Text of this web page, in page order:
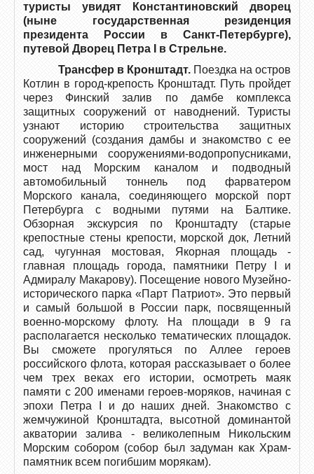
туристы увидят Константиновский дворец
(ныне государственная резиденция
президента России в Санкт-Петербурге),
путевой Дворец Петра I в Стрельне.
Трансфер в Кронштадт. Поездка на остров
Котлин в город-крепость Кронштадт. Путь пройдет
через Финский залив по дамбе комплекса
защитных сооружений от наводнений. Туристы
узнают историю строительства защитных
сооружений (создания дамбы и знакомство с ее
инженерными сооружениями-водопропусниками,
мост над Морским каналом и подводный
автомобильный тоннель под фарватером
Морского канала, соединяющего морской порт
Петербурга с водными путями на Балтике.
Обзорная экскурсия по Кронштадту (старые
крепостные стены крепости, морской док, Летний
сад, чугунная мостовая, Якорная площадь -
главная площадь города, памятники Петру I и
Адмиралу Макарову). Посещение нового Музейно-
исторического парка «Парт Патриот». Это первый
и самый большой в России парк, посвященный
военно-морскому флоту. На площади в 9 га
располагается несколько тематических площадок.
Вы сможете прогуляться по Аллее героев
российского флота, которая рассказывает о более
чем трех веках его истории, осмотреть маяк
памяти с 200 именами героев-моряков, начиная с
эпохи Петра I и до наших дней. Знакомство с
жемчужиной Кронштадта, высотной доминантой
акватории залива - великолепным Никольским
Морским собором (собор был задуман как Храм-
памятник всем погибшим морякам).